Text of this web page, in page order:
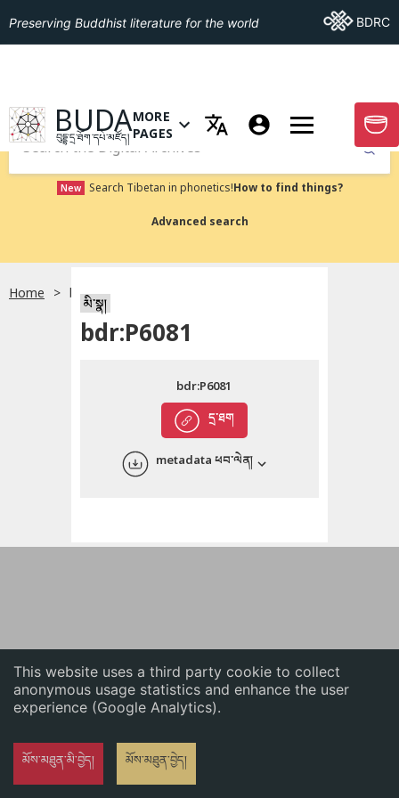
This website uses a third party cookie to collect
anonymous usage statistics and enhance the user
experience (Google Analytics).
མོས་མཐུན་མི་བྱེད། མོས་མཐུན་བྱེད།
English
Preserving Buddhist literature for the world Go ToBDRC
GO TO HOMEPAGE
BUDA
བུདྡྷ་དྲ་ཐོག་དཔེ་མཛོད།
OPEN MENU OF MORE PAGES
MORE
PAGES
GO
Submit
New Search Tibetan in phonetics!How to find things?
Advanced search
Home bdr:P6081
མི་སྣ།
bdr:P6081
དྲ་ཐག
bdr:P6081
metadata ཕབ་ལེན།